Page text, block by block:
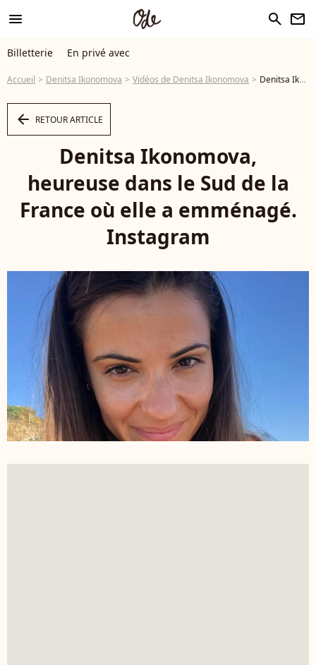
menu search newsletter
Billetterie En privé avec
Accueil Denitsa Ikonomova Vidéos de Denitsa Ikonomova Denitsa Ikonomova, heureuse dans le Sud de la France où elle a emménagé. Instagram - Vidéo
arrow_left RETOUR ARTICLE
Denitsa Ikonomova,
heureuse dans le Sud de la
France où elle a emménagé.
Instagram